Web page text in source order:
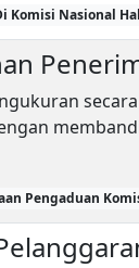
Komisi Nasional
Pengaduan